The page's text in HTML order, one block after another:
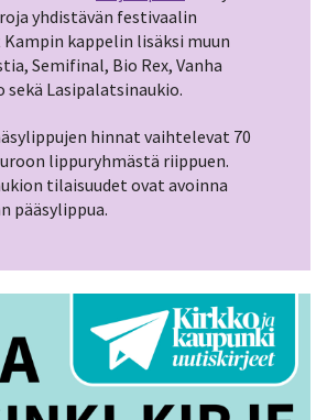
yhdistävän festivaalin
kappelin lisäksi muun
Semifinal, Bio Rex, Vanha
Lasipalatsinaukio.
hinnat vaihtelevat 70
lippuryhmästä riippuen.
tilaisuudet ovat avoinna
pääsylippua.